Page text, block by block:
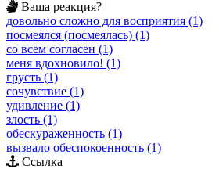
Ваша реакция?
довольно сложно для восприятия (1)
посмеялся (посмеялась) (1)
со всем согласен (1)
меня вдохновило! (1)
грусть (1)
сочувствие (1)
удивление (1)
злость (1)
обескураженность (1)
вызвало обеспокоенность (1)
Ссылка